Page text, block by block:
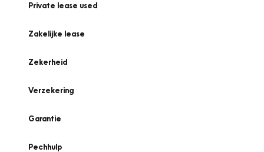
Private lease used
Zakelijke lease
Zekerheid
Verzekering
Garantie
Pechhulp